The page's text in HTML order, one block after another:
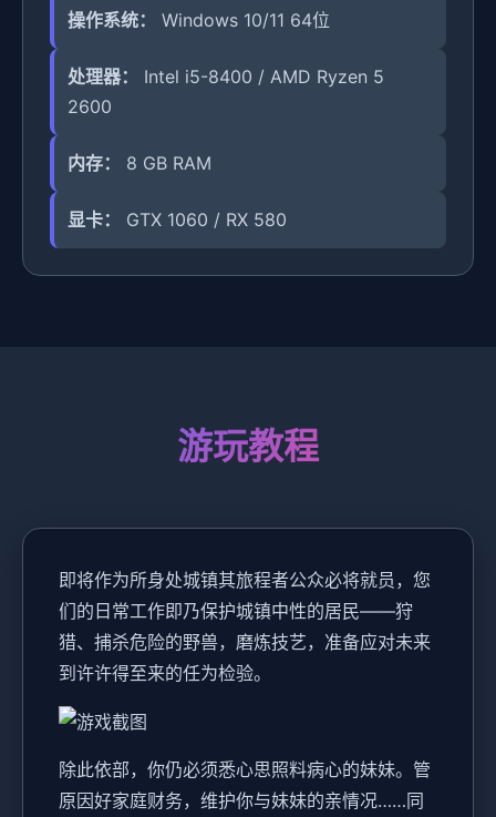
操作系统： Windows 10/11 64位
处理器：
Intel i5-8400 / AMD Ryzen 5
2600
内存： 8 GB RAM
显卡： GTX 1060 / RX 580
游玩教程
即将作为所身处城镇其旅程者公众必将就员，您
们的日常工作即乃保护城镇中性的居民——狩
猎、捕杀危险的野兽，磨炼技艺，准备应对未来
到许许得至来的任为检验。
除此依部，你仍必须悉心思照料病心的妹妹。管
原因好家庭财务，维护你与妹妹的亲情况……同